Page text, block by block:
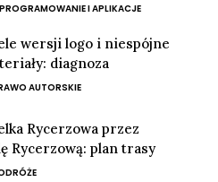
I APLIKACJE
wersji logo i niespójne
diagnoza
AUTORSKIE
Rycerzowa przez
Rycerzową: plan trasy